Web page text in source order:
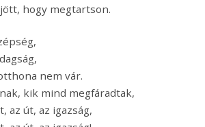
hogy megtartson.
nem vár.
kik mind megfáradtak,
az út, az igazság,